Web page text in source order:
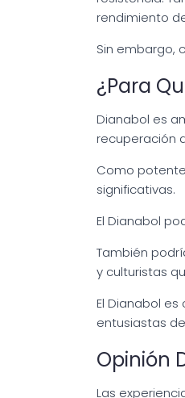
rendimiento
Sin embargo,
¿Para
Dianabol es
recuperación
Como
significativas.
El Dianabol
También
y culturistas
El Dianabol
entusiastas
Opinión
Las